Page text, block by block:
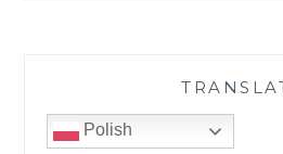
Polish